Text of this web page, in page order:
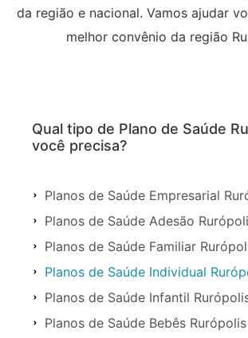
da região e nacional. Vamos ajudar
melhor convênio da região
Qual tipo de Plano de Saúde
você precisa?
Planos de Saúde Empresarial
Planos de Saúde Adesão
Planos de Saúde Familiar
Planos de Saúde Individual
Planos de Saúde Infantil
Planos de Saúde Bebês Rurópolis